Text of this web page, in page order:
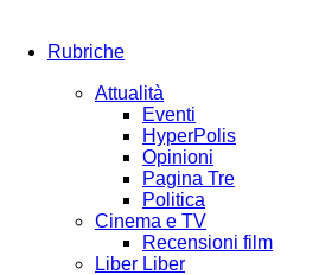
Rubriche
Attualità
Eventi
HyperPolis
Opinioni
Pagina Tre
Politica
Cinema e TV
Recensioni film
Liber Liber